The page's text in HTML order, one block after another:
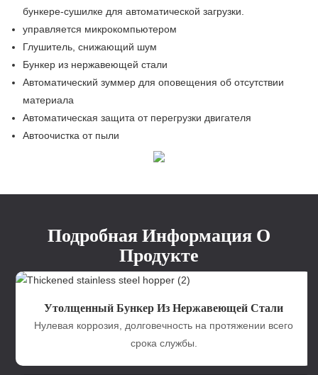
бункере-сушилке для автоматической загрузки.
управляется микрокомпьютером
Глушитель, снижающий шум
Бункер из нержавеющей стали
Автоматический зуммер для оповещения об отсутствии
материала
Автоматическая защита от перегрузки двигателя
Автоочистка от пыли
Подробная Информация О
Продукте
Утолщенный Бункер Из Нержавеющей Стали
Нулевая коррозия, долговечность на протяжении всего
срока службы.